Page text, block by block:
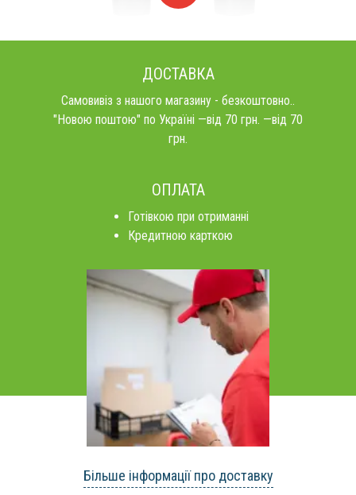
ДОСТАВКА
Самовивіз з нашого магазину - безкоштовно..
"Новою поштою" по Україні —від 70 грн. —від 70
грн.
ОПЛАТА
Готівкою при отриманні
Кредитною карткою
Більше інформації про доставку